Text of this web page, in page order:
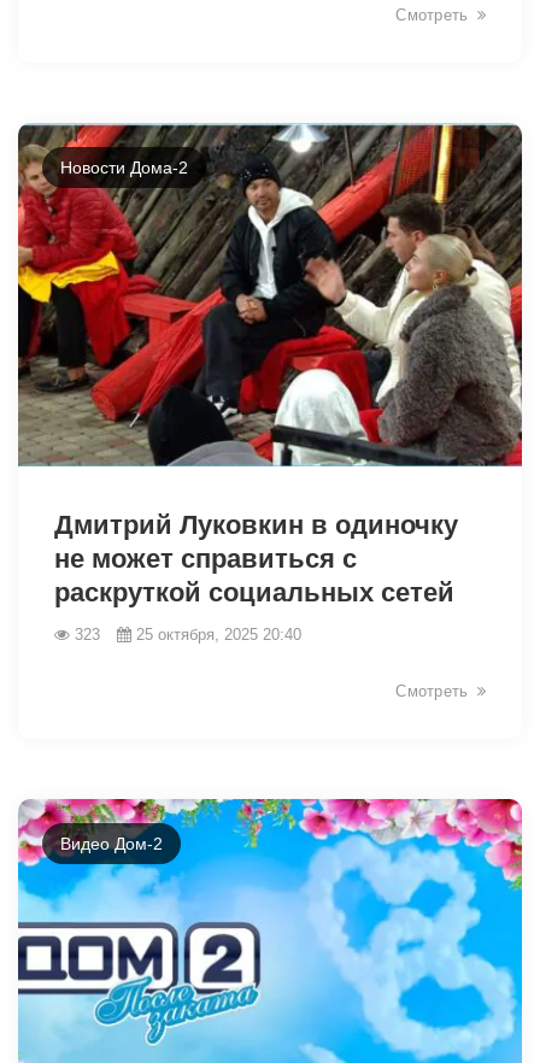
Смотреть
Новости Дома-2
Дмитрий Луковкин в одиночку
не может справиться с
раскруткой социальных сетей
323 25 октября, 2025 20:40
Смотреть
Видео Дом-2